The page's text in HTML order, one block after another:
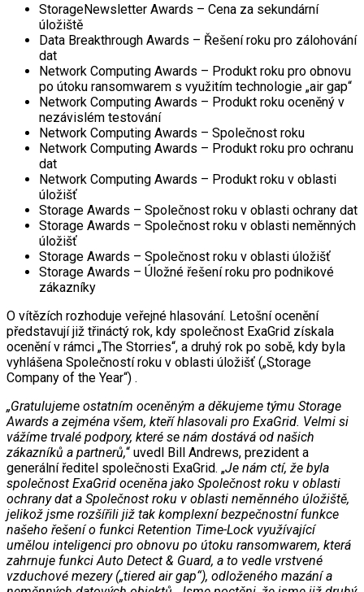
StorageNewsletter Awards – Cena za sekundární
úložiště
Data Breakthrough Awards – Řešení roku pro zálohování
dat
Network Computing Awards – Produkt roku pro obnovu
po útoku ransomwarem s využitím technologie „air gap“
Network Computing Awards – Produkt roku oceněný v
nezávislém testování
Network Computing Awards – Společnost roku
Network Computing Awards – Produkt roku pro ochranu
dat
Network Computing Awards – Produkt roku v oblasti
úložišť
Storage Awards – Společnost roku v oblasti ochrany dat
Storage Awards – Společnost roku v oblasti neměnných
úložišť
Storage Awards – Společnost roku v oblasti úložišť
Storage Awards – Úložné řešení roku pro podnikové
zákazníky
O vítězích rozhoduje veřejné hlasování. Letošní ocenění
představují již třináctý rok, kdy společnost ExaGrid získala
ocenění v rámci „The Storries“, a druhý rok po sobě, kdy byla
vyhlášena Společností roku v oblasti úložišť („Storage
Company of the Year“) .
„Gratulujeme ostatním oceněným a děkujeme týmu Storage
Awards a zejména všem, kteří hlasovali pro ExaGrid. Velmi si
vážíme trvalé podpory, které se nám dostává od našich
zákazníků a partnerů,“ uvedl Bill Andrews, prezident a
generální ředitel společnosti ExaGrid. „Je nám ctí, že byla
společnost ExaGrid oceněna jako Společnost roku v oblasti
ochrany dat a Společnost roku v oblasti neměnného úložiště,
jelikož jsme rozšířili již tak komplexní bezpečnostní funkce
našeho řešení o funkci Retention Time-Lock využívající
umělou inteligenci pro obnovu po útoku ransomwarem, která
zahrnuje funkci Auto Detect & Guard, a to vedle vrstvené
vzduchové mezery („tiered air gap“), odloženého mazání a